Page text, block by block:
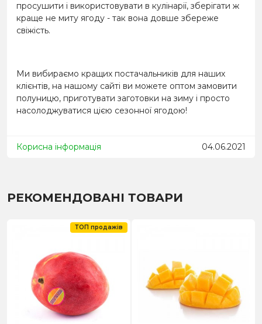
просушити і використовувати в кулінарії, зберігати ж
краще не миту ягоду - так вона довше збереже
свіжість.
Ми вибираємо кращих постачальників для наших
клієнтів, на нашому сайті ви можете оптом замовити
полуницю, приготувати заготовки на зиму і просто
насолоджуватися цією сезонної ягодою!
Корисна інформація 04.06.2021
РЕКОМЕНДОВАНІ ТОВАРИ
ТОП продажів